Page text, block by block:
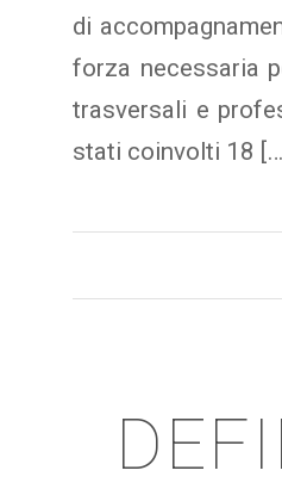
di
forza necessaria
trasversali e
stati coinvolti 18